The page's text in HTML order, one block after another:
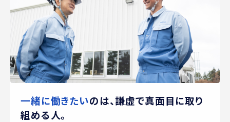
一緒に働きたいのは、謙虚で真面目に取り
組める人。